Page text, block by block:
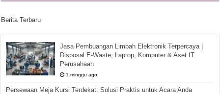
Berita Terbaru
Jasa Pembuangan Limbah Elektronik Terpercaya |
Disposal E-Waste, Laptop, Komputer & Aset IT
Perusahaan
1 minggu ago
Persewaan Meja Kursi Terdekat: Solusi Praktis untuk Acara Anda